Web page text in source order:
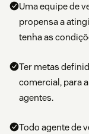
Uma equipe de
propensa a
tenha as
Ter metas
comercial, para
agentes.
Todo agente de